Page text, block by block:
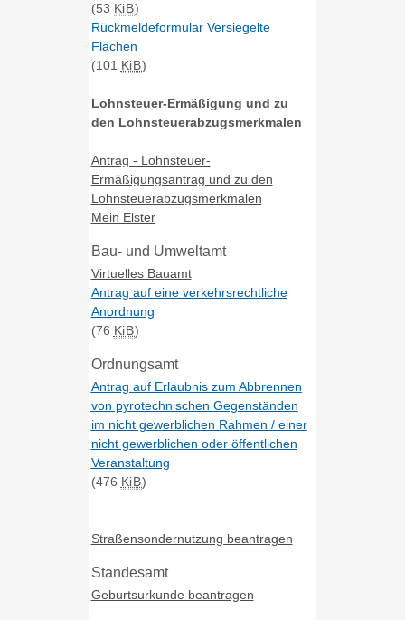
(53 KiB)
Rückmeldeformular Versiegelte
Flächen
(101 KiB)
Lohnsteuer-Ermäßigung und zu
den Lohnsteuerabzugsmerkmalen
Antrag - Lohnsteuer-
Ermäßigungsantrag und zu den
Lohnsteuerabzugsmerkmalen
Mein Elster
Bau- und Umweltamt
Virtuelles Bauamt
Antrag auf eine verkehrsrechtliche
Anordnung
(76 KiB)
Ordnungsamt
Antrag auf Erlaubnis zum Abbrennen
von pyrotechnischen Gegenständen
im nicht gewerblichen Rahmen / einer
nicht gewerblichen oder öffentlichen
Veranstaltung
(476 KiB)
Straßensondernutzung beantragen
Standesamt
Geburtsurkunde beantragen